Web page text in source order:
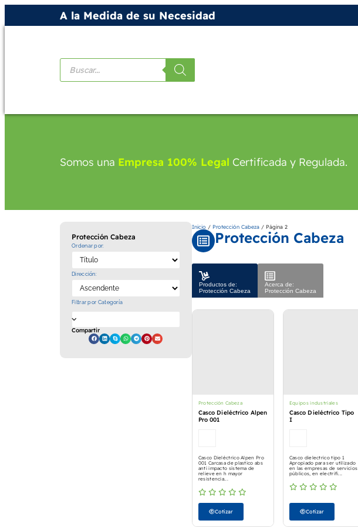
A la Medida de su Necesidad
Somos una Empresa 100% Legal Certificada y Regulada.
Protección Cabeza
Ordenar por:
Dirección:
Filtrar por Categoría
Compartir
Inicio/ Protección Cabeza/ Página 2
Protección Cabeza
Productos de:
Protección Cabeza
Acerca de:
Protección Cabeza
Protección Cabeza
Casco Dieléctrico Alpen
Pro 001
Casco Dieléctrico Alpen Pro
001 Carcasa de plastico abs
anti impacto sistema de
relieve en h mayor
resistencia...
Cotizar
Equipos industriales
Casco Dieléctrico Tipo
I
Casco dielectrico tipo 1
Apropiado para ser utilizado
en las empresas de servicios
públicos, en electrifi...
Cotizar